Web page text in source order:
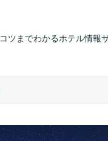
コツまでわかるホテル情報